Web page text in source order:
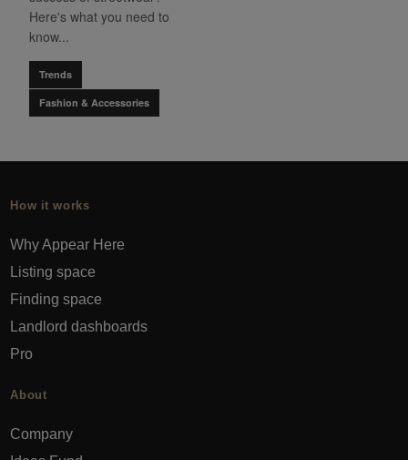
Here's what you need to
know...
Trends
Fashion & Accessories
How it works
Why Appear Here
Listing space
Finding space
Landlord dashboards
Pro
About
Company